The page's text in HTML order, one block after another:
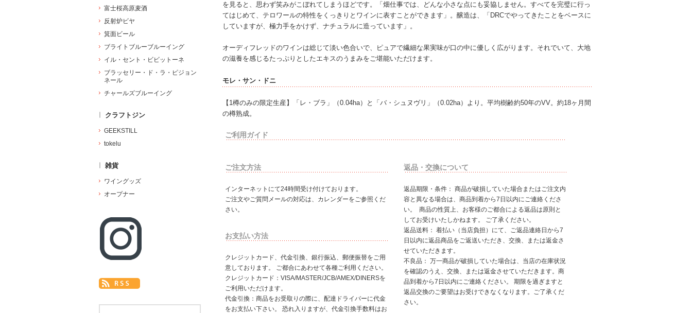
を見ると、思わず笑みがこぼれてしまうほどです。「畑仕事では、どんな小さな点にも妥協しません。すべてを完璧に行っ
てはじめて、テロワールの特性をくっきりとワインに表すことができます」。醸造は、「DRCでやってきたことをベースに
していますが、極力手をかけず、ナチュラルに造っています」。
オーディフレッドのワインは総じて淡い色合いで、ピュアで繊細な果実味が口の中に優しく広がります。それでいて、大地
の滋養を感じるたっぷりとしたエキスのうまみをご堪能いただけます。
モレ・サン・ドニ
【1樽のみの限定生産】「レ・ブラ」（0.04ha）と「バ・シュヌヴリ」（0.02ha）より。平均樹齢約50年のVV。約18ヶ月間
の樽熟成。
ご利用ガイド
ご注文方法
インターネットにて24時間受け付けております。
ご注文やご質問メールの対応は、カレンダーをご参照くだ
さい。
お支払い方法
クレジットカード、代金引換、銀行振込、郵便振替をご用
意しております。 ご都合にあわせて各種ご利用ください。
クレジットカード：VISA/MASTER/JCB/AMEX/DINERSを
ご利用いただけます。
代金引換：商品をお受取りの際に、配達ドライバーに代金
をお支払い下さい。 恐れ入りますが、代金引換手数料はお
返品・交換について
返品期限・条件： 商品が破損していた場合またはご注文内
容と異なる場合は、商品到着から7日以内にご連絡くださ
い。 商品の性質上、お客様のご都合による返品は原則と
してお受けいたしかねます。 ご了承ください。
返品送料： 着払い（当店負担）にて、ご返品連絡日から7
日以内に返品商品をご返送いただき、交換、または返金さ
せていただきます。
不良品： 万一商品が破損していた場合は、当店の在庫状況
を確認のうえ、交換、または返金させていただきます。商
品到着から7日以内にご連絡ください。 期限を過ぎますと
返品交換のご要望はお受けできなくなります。ご了承くだ
さい。
富士桜高原麦酒
反射炉ビヤ
箕面ビール
ブライトブルーブルーイング
イル・セント・ビビットーネ
ブラッセリー・ド・ラ・ピジョン
ネール
チャールズブルーイング
クラフトジン
GEEKSTILL
tokelu
雑貨
ワイングッズ
オープナー